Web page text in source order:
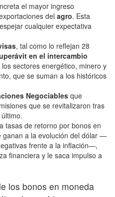
el mayor ingreso
del agro. Esta
cualquier expectativa
, tal como lo reflejan 28
en el intercambio
sectores energético, minero y
que se suman a los históricos
Negociablesque
que se revitalizaron tras
tasas de retorno por bonos en
ganan a la evolución del dólar —
frente a la inflación—,
financiera y le saca impulso a
los bonos en moneda